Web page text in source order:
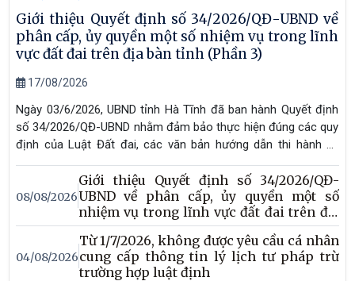
Giới thiệu Quyết định số 34/2026/QĐ-UBND về
phân cấp, ủy quyền một số nhiệm vụ trong lĩnh
vực đất đai trên địa bàn tỉnh (Phần 3)
17/08/2026
Ngày 03/6/2026, UBND tỉnh Hà Tĩnh đã ban hành Quyết định
số 34/2026/QĐ-UBND nhằm đảm bảo thực hiện đúng các quy
định của Luật Đất đai, các văn bản hướng dẫn thi hành và
pháp luật có liên quan; giải quyết những bất cập, tồn tại trong
thực tiễn, tạo điều kiện thuận lợi để Luật Đất đai thực sự đi
vào cuộc sống, phục vụ tích cực cho phát triển kinh tế - xã
hội; đồng thời tạo tính chủ động, nâng cao trách nhiệm cho
chính quyền địa phương trong việc thực hiện chức năng quản
lý nhà nước về lĩnh vực đất đai.
08/08/2026
Giới thiệu Quyết định số 34/2026/QĐ-
UBND về phân cấp, ủy quyền một số
nhiệm vụ trong lĩnh vực đất đai trên địa
bàn tỉnh (Phần 2)
04/08/2026
Từ 1/7/2026, không được yêu cầu cá nhân
cung cấp thông tin lý lịch tư pháp trừ
trường hợp luật định